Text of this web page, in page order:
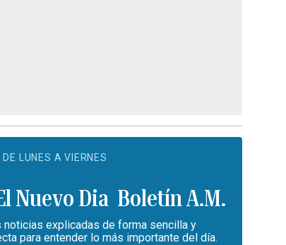
DE LUNES A VIERNES
Boletín A.M.
noticias explicadas de forma sencilla y
para entender lo más importante del día.